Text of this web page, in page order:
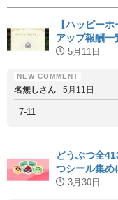
【ハッピー
アップ報酬一
5月11日
名無しさん 5月11日
7-11
どうぶつ全
つシール集め
3月30日